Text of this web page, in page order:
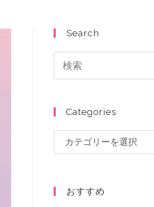
Search
Categories
カテゴリーを選択
おすすめ